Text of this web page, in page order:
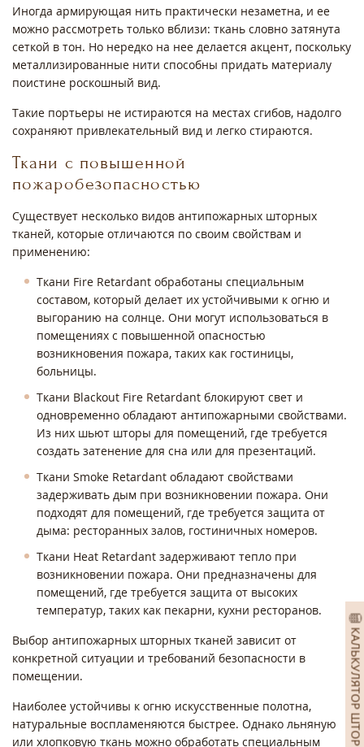
КАЛЬКУЛЯТОР ШТОР
Иногда армирующая нить практически незаметна, и ее
можно рассмотреть только вблизи: ткань словно затянута
сеткой в тон. Но нередко на нее делается акцент, поскольку
металлизированные нити способны придать материалу
поистине роскошный вид.
Такие портьеры не истираются на местах сгибов, надолго
сохраняют привлекательный вид и легко стираются.
Ткани с повышенной
пожаробезопасностью
Существует несколько видов антипожарных шторных
тканей, которые отличаются по своим свойствам и
применению:
Ткани Fire Retardant обработаны специальным
составом, который делает их устойчивыми к огню и
выгоранию на солнце. Они могут использоваться в
помещениях с повышенной опасностью
возникновения пожара, таких как гостиницы,
больницы.
Ткани Blackout Fire Retardant блокируют свет и
одновременно обладают антипожарными свойствами.
Из них шьют шторы для помещений, где требуется
создать затенение для сна или для презентаций.
Ткани Smoke Retardant обладают свойствами
задерживать дым при возникновении пожара. Они
подходят для помещений, где требуется защита от
дыма: ресторанных залов, гостиничных номеров.
Ткани Heat Retardant задерживают тепло при
возникновении пожара. Они предназначены для
помещений, где требуется защита от высоких
температур, таких как пекарни, кухни ресторанов.
Выбор антипожарных шторных тканей зависит от
конкретной ситуации и требований безопасности в
помещении.
Наиболее устойчивы к огню искусственные полотна,
натуральные воспламеняются быстрее. Однако льняную
или хлопковую ткань можно обработать специальным